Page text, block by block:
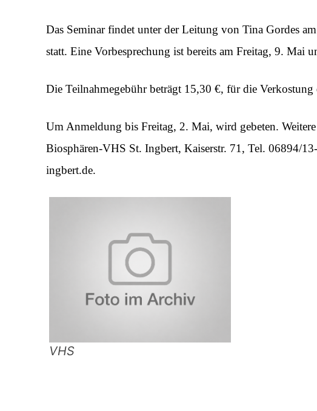
Das Seminar findet unter der Leitung von Tina Gordes
statt. Eine Vorbesprechung ist bereits am Freitag, 9. Mai
Die Teilnahmegebühr beträgt 15,30 €, für die
Um Anmeldung bis Freitag, 2. Mai, wird gebeten.
Biosphären-VHS St. Ingbert, Kaiserstr. 71, Tel. 06894/
ingbert.de.
VHS